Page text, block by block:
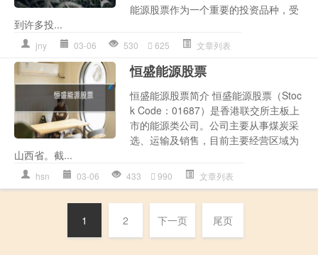
能源股票作为一个重要的投资品种，受
到许多投...
jny 03-06 530 625 文章列表
恒盛能源股票
恒盛能源股票简介 恒盛能源股票（Stoc
k Code：01687）是香港联交所主板上
市的能源类公司。公司主要从事煤炭采
选、运输及销售，目前主要经营区域为
山西省。截...
hsn 03-06 433 990 文章列表
1 2 下一页 尾页